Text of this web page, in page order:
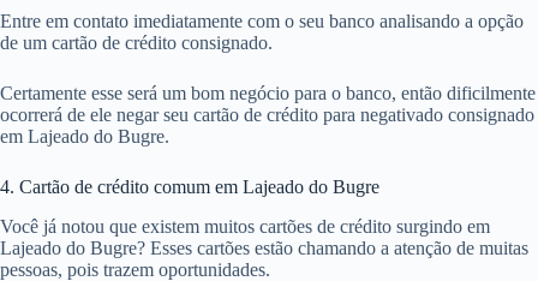
Entre em contato imediatamente com o seu banco analisando a opção
de um cartão de crédito consignado.
Certamente esse será um bom negócio para o banco, então dificilmente
ocorrerá de ele negar seu cartão de crédito para negativado consignado
em Lajeado do Bugre.
4. Cartão de crédito comum em Lajeado do Bugre
Você já notou que existem muitos cartões de crédito surgindo em
Lajeado do Bugre? Esses cartões estão chamando a atenção de muitas
pessoas, pois trazem oportunidades.